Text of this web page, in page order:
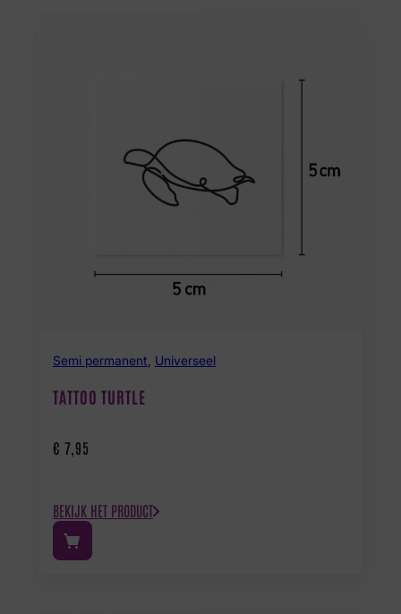
Semi permanent Universeel
TATTOO TURTLE
€ 7,95
BEKIJK HET PRODUCT